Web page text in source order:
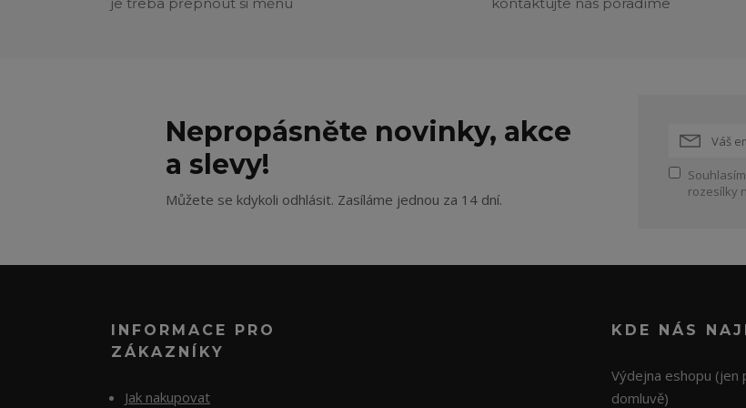
Nepropásněte novinky, akce
a slevy!
Můžete se kdykoli odhlásit. Zasíláme jednou za 14 dní.
rozesílky
INFORMACE PRO
ZÁKAZNÍKY
Jak nakupovat
KDE NÁS
Výdejna eshopu (jen
domluvě)